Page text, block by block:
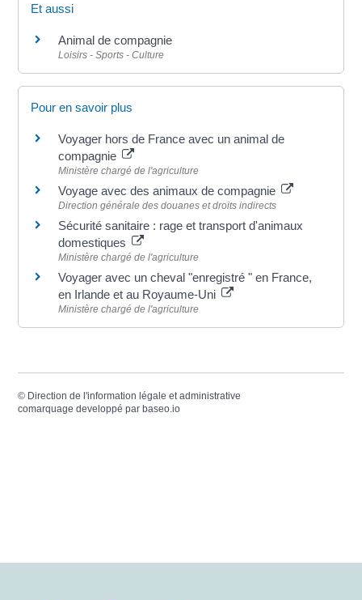
Et aussi
Animal de compagnie
Loisirs - Sports - Culture
Pour en savoir plus
Voyager hors de France avec un animal de
compagnie
Ministère chargé de l'agriculture
Voyage avec des animaux de compagnie
Direction générale des douanes et droits indirects
Sécurité sanitaire : rage et transport d'animaux
domestiques
Ministère chargé de l'agriculture
Voyager avec un cheval "enregistré " en France,
en Irlande et au Royaume-Uni
Ministère chargé de l'agriculture
© Direction de l'information légale et administrative
comarquage developpé par baseo.io